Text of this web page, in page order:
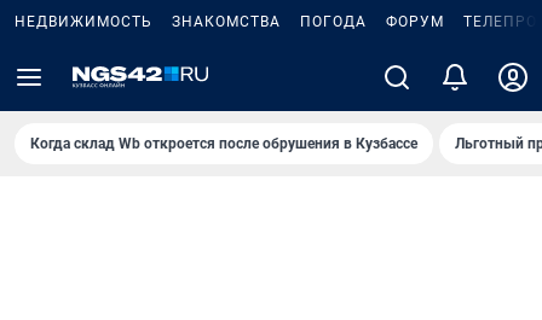
НЕДВИЖИМОСТЬ ЗНАКОМСТВА ПОГОДА ФОРУМ
Когда склад Wb откроется после обрушения в Кузбассе Льготный